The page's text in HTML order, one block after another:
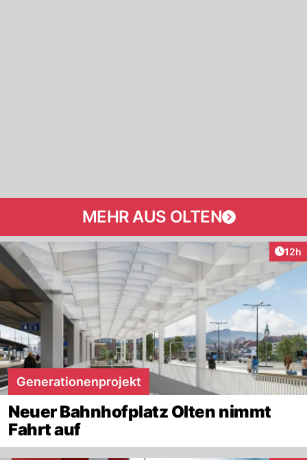
MEHR AUS OLTEN
12h
Generationenprojekt
Neuer Bahnhofplatz Olten nimmt
Fahrt auf